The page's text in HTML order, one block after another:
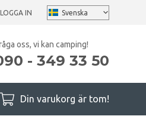
LOGGA IN
oss, vi kan camping!
- 349 33 50
Din varukorg är tom!